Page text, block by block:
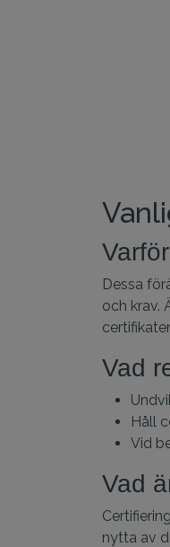
Dessa
och krav.
Vad
Håll
Vid
Vad
nytta av